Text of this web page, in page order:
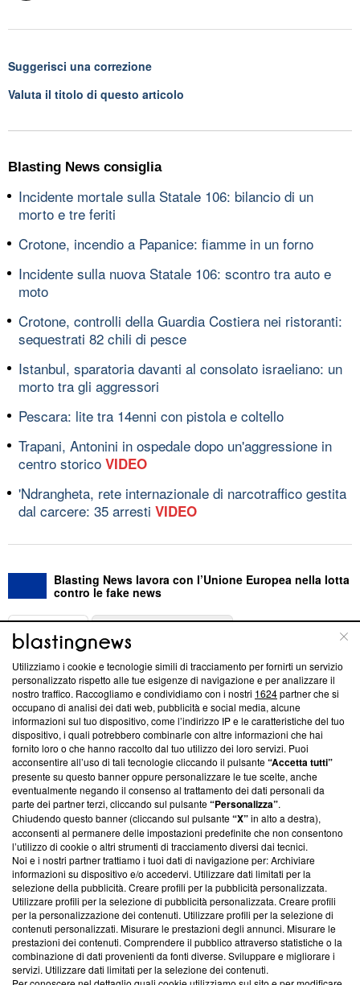
Suggerisci una correzione
Valuta il titolo di questo articolo
Blasting News consiglia
Incidente mortale sulla Statale 106: bilancio di un
morto e tre feriti
Crotone, incendio a Papanice: fiamme in un forno
Incidente sulla nuova Statale 106: scontro tra auto e
moto
Crotone, controlli della Guardia Costiera nei ristoranti:
sequestrati 82 chili di pesce
Istanbul, sparatoria davanti al consolato israeliano: un
morto tra gli aggressori
Pescara: lite tra 14enni con pistola e coltello
Trapani, Antonini in ospedale dopo un'aggressione in
centro storico VIDEO
'Ndrangheta, rete internazionale di narcotraffico gestita
dal carcere: 35 arresti VIDEO
Blasting News lavora con l’Unione Europea nella lotta
contro le fake news
ABOUT
Questa sezione offre informazioni trasparenti su Blasting
News, sui nostri processi editoriali e su come ci impegniamo a
creare news di qualità. Inoltre, afferma la nostra aderenza a
‘Trust Project - News with Integrity’Blasting News non è
ancora membro del programma, ma ha richiesto di farne
parte; Trust Project non ha ancora effettuato una verifica di
conformità agli standard.
Su di noi
Team editoriale
Corporate
Redazione
Informativa Privacy
Cookie Policy
Blasting SA, IDI CHE-247.845.224, Via Carlo Frasca, 3 - 6900
Utilizziamo i cookie e tecnologie simili di tracciamento per fornirti un servizio
personalizzato rispetto alle tue esigenze di navigazione e per analizzare il
nostro traffico. Raccogliamo e condividiamo con i nostri 1624partner che si
occupano di analisi dei dati web, pubblicità e social media, alcune
informazioni sul tuo dispositivo, come l’indirizzo IP e le caratteristiche del tuo
dispositivo, i quali potrebbero combinarle con altre informazioni che hai
fornito loro o che hanno raccolto dal tuo utilizzo dei loro servizi. Puoi
acconsentire all’uso di tali tecnologie cliccando il pulsante“Accetta tutti”
presente su questo banner oppure personalizzare le tue scelte, anche
eventualmente negando il consenso al trattamento dei dati personali da
parte dei partner terzi, cliccando sul pulsante“Personalizza”.
Chiudendo questo banner (cliccando sul pulsante“X”in alto a destra),
acconsenti al permanere delle impostazioni predefinite che non consentono
l’utilizzo di cookie o altri strumenti di tracciamento diversi dai tecnici.
Noi e i nostri partner trattiamo i tuoi dati di navigazione per: Archiviare
informazioni su dispositivo e/o accedervi. Utilizzare dati limitati per la
selezione della pubblicità. Creare profili per la pubblicità personalizzata.
Utilizzare profili per la selezione di pubblicità personalizzata. Creare profili
per la personalizzazione dei contenuti. Utilizzare profili per la selezione di
contenuti personalizzati. Misurare le prestazioni degli annunci. Misurare le
prestazioni dei contenuti. Comprendere il pubblico attraverso statistiche o la
combinazione di dati provenienti da fonti diverse. Sviluppare e migliorare i
servizi. Utilizzare dati limitati per la selezione dei contenuti.